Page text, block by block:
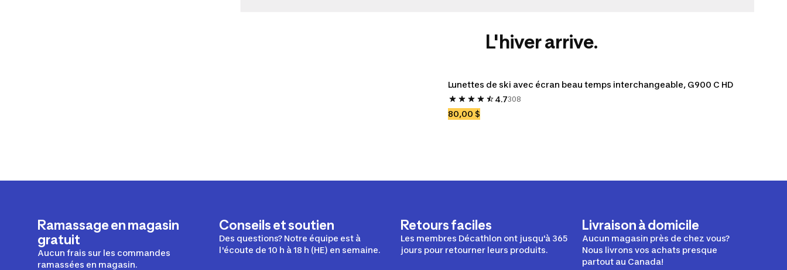
L'hiver arrive.
Lunettes de ski avec écran beau temps interchangeable, G900 C HD
4.7308
Note: 4,7 étoiles, 308 votes
80,00 $
Ramassage en magasin
gratuit
Aucun frais sur les commandes
ramassées en magasin.
Conseils et soutien
Des questions? Notre équipe est à
l'écoute de 10 h à 18 h (HE) en semaine.
Retours faciles
Les membres Décathlon ont jusqu'à 365
jours pour retourner leurs produits.
Livraison à domicile
Aucun magasin près de chez vous?
Nous livrons vos achats presque
partout au Canada!